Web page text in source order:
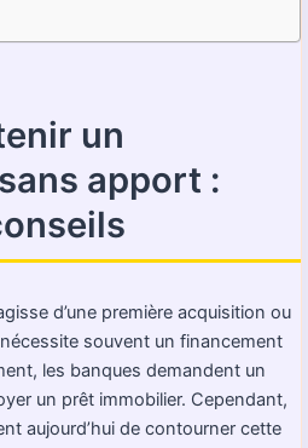
un
apport :
d’une première acquisition ou
souvent un financement
les banques demandent un
un prêt immobilier. Cependant,
aujourd’hui de contourner cette